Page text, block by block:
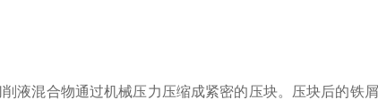
混合物通过机械压力压缩成紧密的压块。压块后的铁